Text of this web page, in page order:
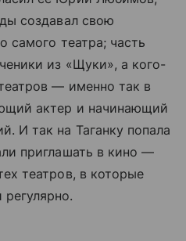
создавал свою
самого театра; часть
из «Щуки», а кого-
— именно так в
актер и начинающий
И так на Таганку попала
приглашать в кино —
театров, в которые